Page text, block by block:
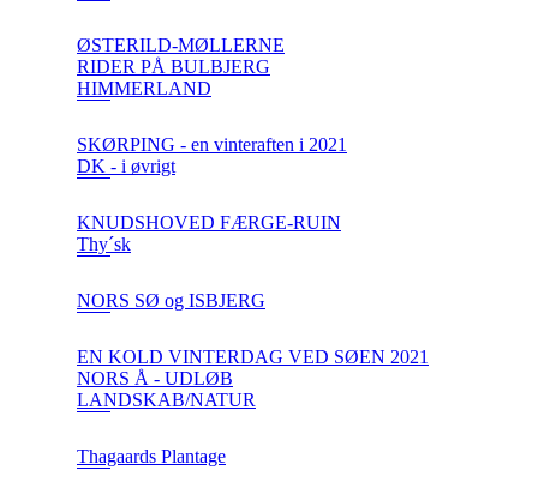
ØSTERILD-MØLLERNE
RIDER PÅ BULBJERG
HIMMERLAND
SKØRPING - en vinteraften i 2021
DK - i øvrigt
KNUDSHOVED FÆRGE-RUIN
Thy´sk
NORS SØ og ISBJERG
EN KOLD VINTERDAG VED SØEN 2021
NORS Å - UDLØB
LANDSKAB/NATUR
Thagaards Plantage